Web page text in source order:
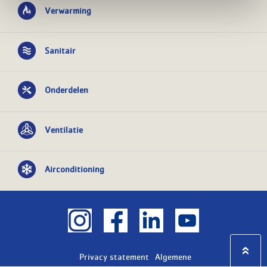
Verwarming
Sanitair
Onderdelen
Ventilatie
Airconditioning
Privacy statement Algemene